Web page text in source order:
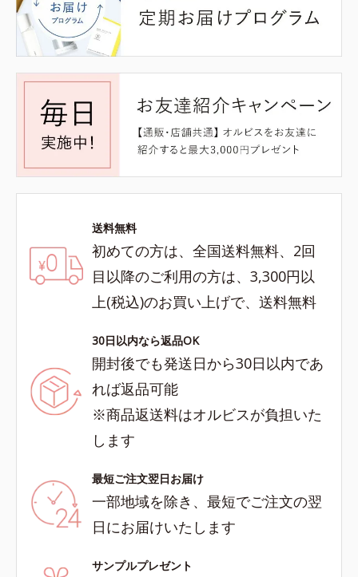
送料無料
初めての方は、全国送料無料、2回
目以降のご利用の方は、3,300円以
上(税込)のお買い上げで、送料無料
30日以内なら返品OK
開封後でも発送日から30日以内であ
れば返品可能
※商品返送料はオルビスが負担いた
します
最短ご注文翌日お届け
一部地域を除き、最短でご注文の翌
日にお届けいたします
サンプルプレゼント